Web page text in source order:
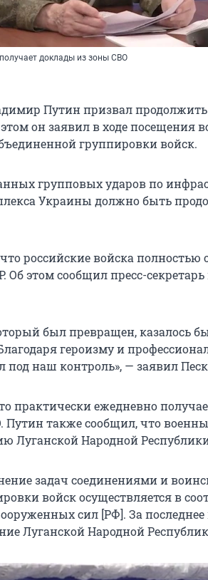
доклады из зоны СВО
Путин призвал
он заявил в ходе посещения
группировки войск.
групповых ударов по
Украины должно быть
российские войска полностью
Об этом сообщил пресс-
был превращен, казалось
героизму и
под наш контроль», — заявил
практически ежедневно
Путин также сообщил, что
Луганской Народной
задач соединениями и
войск осуществляется в
сил [РФ]. За
Луганской Народной